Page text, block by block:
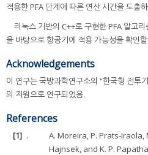
적용한 PFA 단계에 따른 연산 시간을 도출
리눅스 기반의 C++로 구현한 PFA 알고
을 바탕으로 항공기에 적용 가능성을 확인
Acknowledgements
이 연구는 국방과학연구소의 “한국형 전투
의 지원으로 연구되었음.
References
[1] .
A. Moreira, P. Prats-Iraola,
Hajnsek, and K. P.